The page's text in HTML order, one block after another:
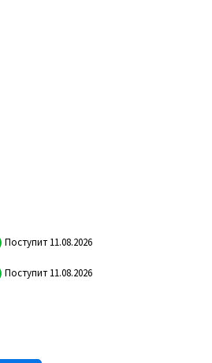
Поступит 11.08.2026
Поступит 11.08.2026